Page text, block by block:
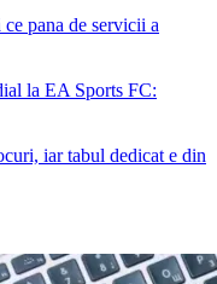
pana de servicii a
la EA Sports FC:
iar tabul dedicat e din